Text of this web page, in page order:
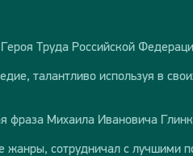
Труда Российской
талантливо используя в
Михаила Ивановича
сотрудничал с лучшими